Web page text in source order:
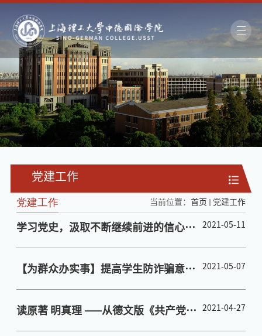
党建工作
当前位置：首页 党建工作
党建工作
学习党史，汲取不断继续前进的信心力
2021-05-11
【为群众办实事】提高学生防诈骗意
2021-05-07
读原著 明真理 ——从德文版《共产党宣
2021-04-27